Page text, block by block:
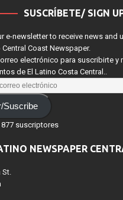
SUSCRÍBETE/ SIGN UP
e-newsletter to receive news and
Coast Newspaper.
electrónico para suscribirte y
de El Latino Costa Central..
suscriptores